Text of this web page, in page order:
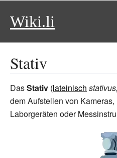
Wiki.li
Stativ
DasStativ (lateinisch
dem Aufstellen von
Laborgeräten oder